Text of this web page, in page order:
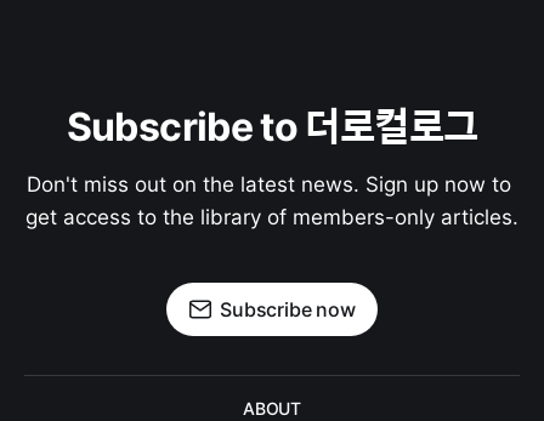
Subscribe to 더로컬로그
Don't miss out on the latest news. Sign up now to
get access to the library of members-only articles.
Subscribe now
ABOUT